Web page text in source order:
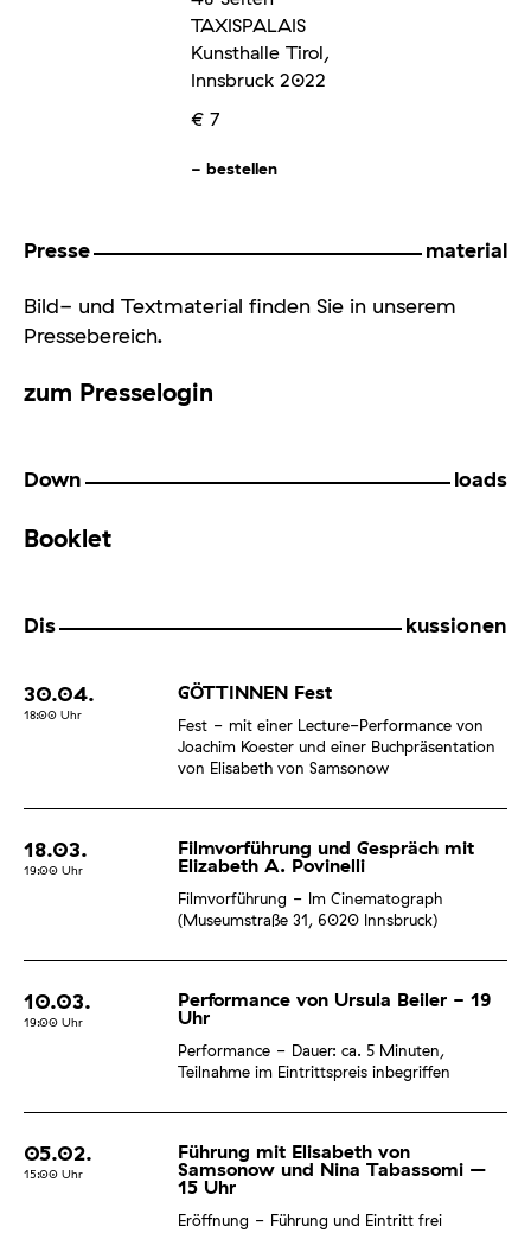
TAXISPALAIS
Kunsthalle Tirol,
Innsbruck 2022
€ 7
- bestellen
Presse material
Bild- und Textmaterial finden Sie in unserem
Pressebereich.
zum Presselogin
Down loads
Booklet
Dis kussionen
30.04.
18:00 Uhr
GÖTTINNEN Fest
Fest
mit einer Lecture-Performance von
Joachim Koester und einer Buchpräsentation
von Elisabeth von Samsonow
18.03.
19:00 Uhr
Filmvorführung und Gespräch mit
Elizabeth A. Povinelli
Filmvorführung
Im Cinematograph
(Museumstraße 31, 6020 Innsbruck)
10.03.
19:00 Uhr
Performance von Ursula Beiler - 19
Uhr
Performance
Dauer: ca. 5 Minuten,
Teilnahme im Eintrittspreis inbegriffen
05.02.
15:00 Uhr
Führung mit Elisabeth von
Samsonow und Nina Tabassomi –
15 Uhr
Eröffnung Führung und Eintritt frei